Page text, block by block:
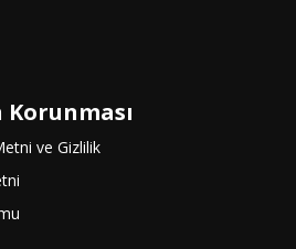
ve Gizlilik